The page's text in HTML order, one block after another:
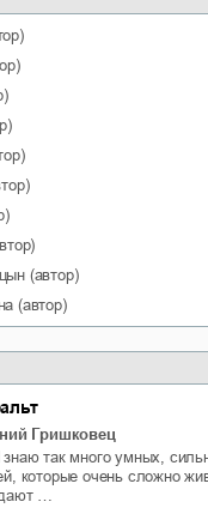
(автор)
(автор)
Гришковец
так много умных,
которые очень сложно
…